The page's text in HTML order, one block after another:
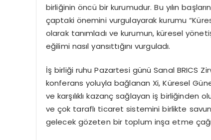
birliğinin öncü bir kurumudur. Bu yılın
çaptaki önemini vurgulayarak kurumu
olarak tanımladı ve kurumun, küresel
eğilimi nasıl yansıttığını vurguladı.
İş birliği ruhu Pazartesi günü Sanal BRICS
konferans yoluyla bağlanan Xi, Küresel
ve karşılıklı kazanç sağlayan iş birliğinden
ve çok taraflı ticaret sistemini birlikte
gelecek gözeten bir toplum inşa etme